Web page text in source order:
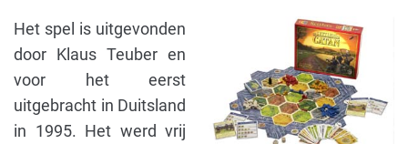
Het spel is uitgevonden
door Klaus Teuber en
voor het eerst
uitgebracht in Duitsland
in 1995. Het werd vrij